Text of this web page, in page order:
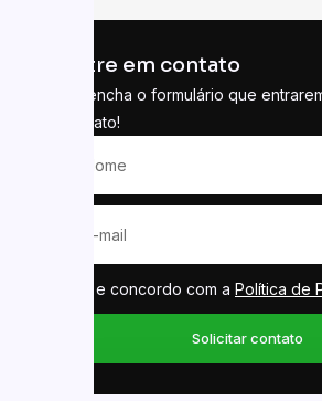
Entre em contato
Preencha o formulário que
contato!
Li e concordo com a Política de
Solicitar contato